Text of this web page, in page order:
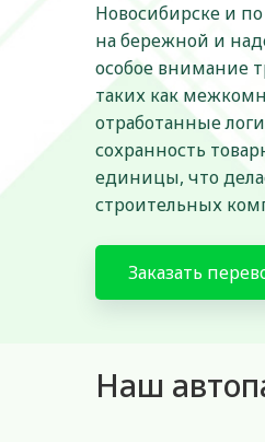
Новосибирске и
на бережной и
особое внимание
таких как
отработанные
сохранность
единицы, что
строительных
Заказать
Наш